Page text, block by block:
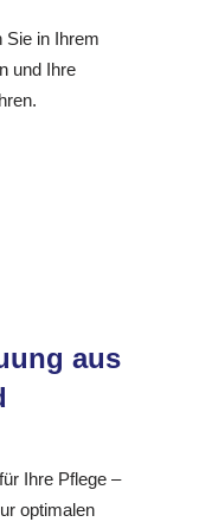
Sie in Ihrem
und Ihre
aus
Ihre Pflege –
optimalen